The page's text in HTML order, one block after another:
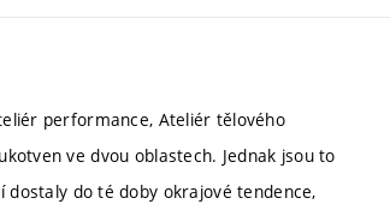
performance, Ateliér tělového
ve dvou oblastech. Jednak jsou to
do té doby okrajové tendence,